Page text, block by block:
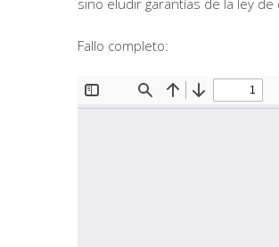
sino eludir garantías de la ley
Fallo completo: